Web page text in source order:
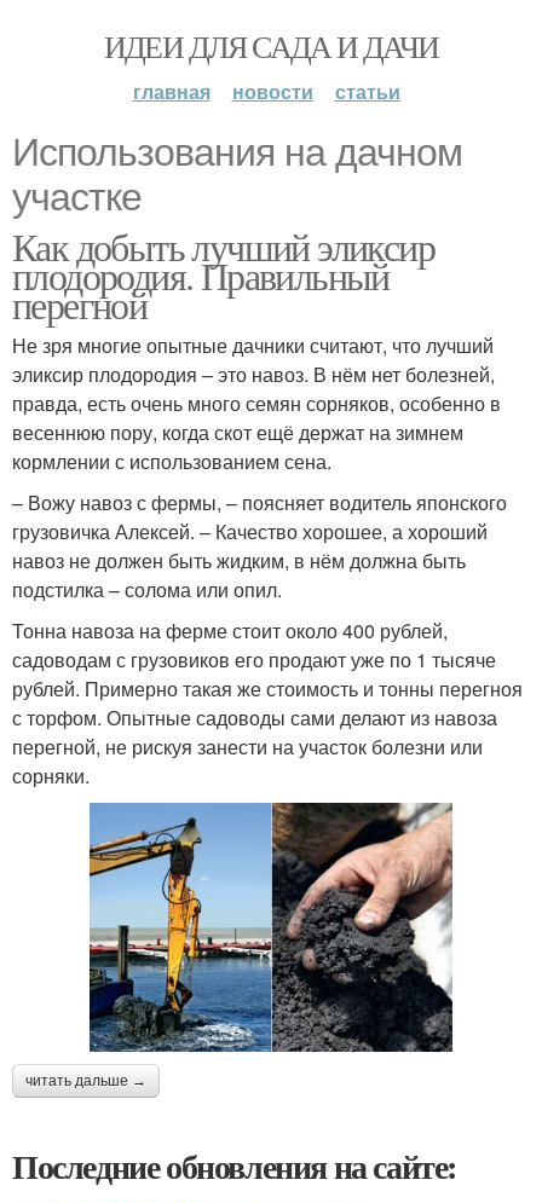
ИДЕИ ДЛЯ САДА И ДАЧИ
главная новости статьи
Использования на дачном
участке
Как добыть лучший эликсир
плодородия. Правильный
перегной
Не зря многие опытные дачники считают, что лучший
эликсир плодородия – это навоз. В нём нет болезней,
правда, есть очень много семян сорняков, особенно в
весеннюю пору, когда скот ещё держат на зимнем
кормлении с использованием сена.
– Вожу навоз с фермы, – поясняет водитель японского
грузовичка Алексей. – Качество хорошее, а хороший
навоз не должен быть жидким, в нём должна быть
подстилка – солома или опил.
Тонна навоза на ферме стоит около 400 рублей,
садоводам с грузовиков его продают уже по 1 тысяче
рублей. Примерно такая же стоимость и тонны перегноя
с торфом. Опытные садоводы сами делают из навоза
перегной, не рискуя занести на участок болезни или
сорняки.
читать дальше →
Последние обновления на сайте: